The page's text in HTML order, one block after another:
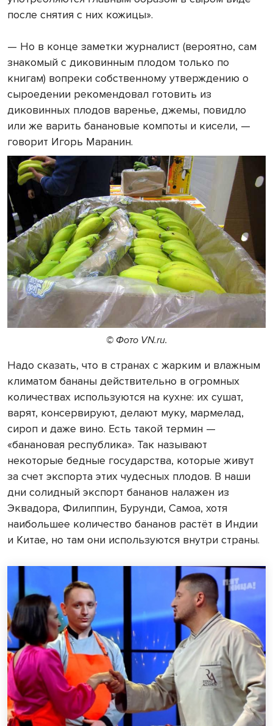
после снятия с них кожицы».
— Но в конце заметки журналист (вероятно, сам
знакомый с диковинным плодом только по
книгам) вопреки собственному утверждению о
сыроедении рекомендовал готовить из
диковинных плодов варенье, джемы, повидло
или же варить банановые компоты и кисели, —
говорит Игорь Маранин.
© Фото VN.ru.
Надо сказать, что в странах с жарким и влажным
климатом бананы действительно в огромных
количествах используются на кухне: их сушат,
варят, консервируют, делают муку, мармелад,
сироп и даже вино. Есть такой термин —
«банановая республика». Так называют
некоторые бедные государства, которые живут
за счет экспорта этих чудесных плодов. В наши
дни солидный экспорт бананов налажен из
Эквадора, Филиппин, Бурунди, Самоа, хотя
наибольшее количество бананов растёт в Индии
и Китае, но там они используются внутри страны.